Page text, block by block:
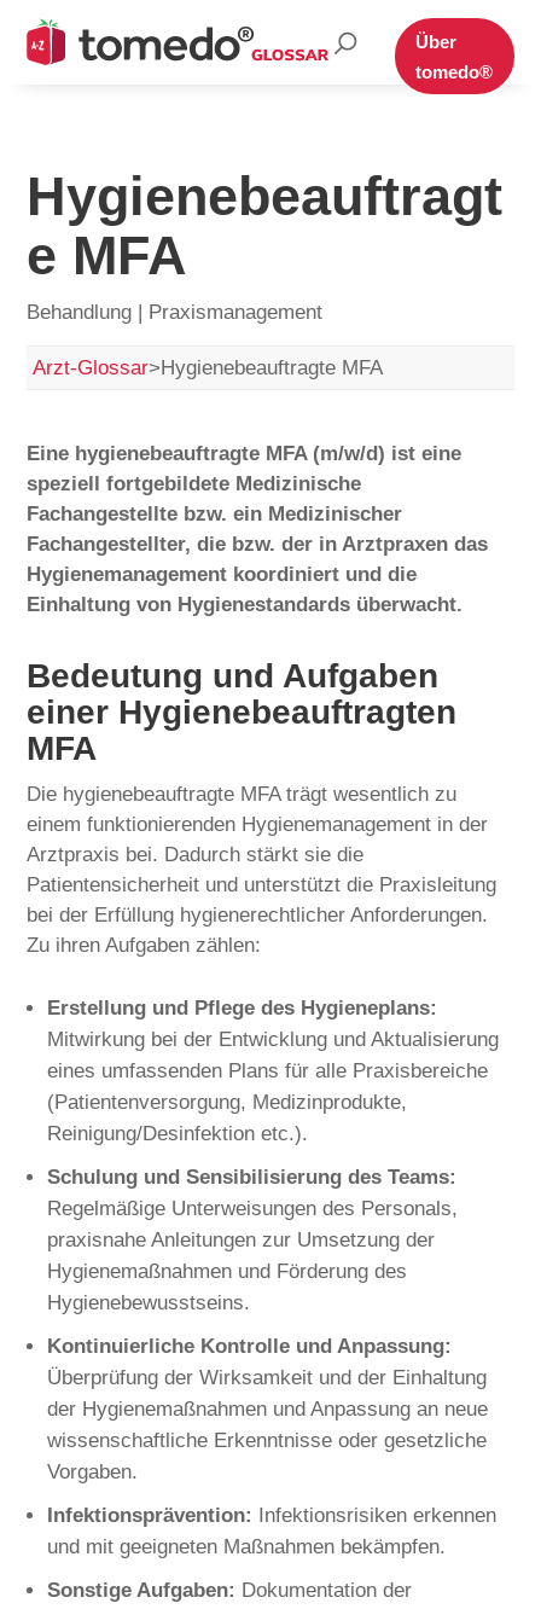
Suche
nach:
Über
tomedo®
Hygienebeauftragt
e MFA
Behandlung | Praxismanagement
Arzt-Glossar>Hygienebeauftragte MFA
Eine hygienebeauftragte MFA (m/w/d) ist eine
speziell fortgebildete Medizinische
Fachangestellte bzw. ein Medizinischer
Fachangestellter, die bzw. der in Arztpraxen das
Hygienemanagement koordiniert und die
Einhaltung von Hygienestandards überwacht.
Bedeutung und Aufgaben
einer Hygienebeauftragten
MFA
Die hygienebeauftragte MFA trägt wesentlich zu
einem funktionierenden Hygienemanagement in der
Arztpraxis bei. Dadurch stärkt sie die
Patientensicherheit und unterstützt die Praxisleitung
bei der Erfüllung hygienerechtlicher Anforderungen.
Zu ihren Aufgaben zählen:
Erstellung und Pflege des Hygieneplans:
Mitwirkung bei der Entwicklung und Aktualisierung
eines umfassenden Plans für alle Praxisbereiche
(Patientenversorgung, Medizinprodukte,
Reinigung/Desinfektion etc.).
Schulung und Sensibilisierung des Teams:
Regelmäßige Unterweisungen des Personals,
praxisnahe Anleitungen zur Umsetzung der
Hygienemaßnahmen und Förderung des
Hygienebewusstseins.
Kontinuierliche Kontrolle und Anpassung:
Überprüfung der Wirksamkeit und der Einhaltung
der Hygienemaßnahmen und Anpassung an neue
wissenschaftliche Erkenntnisse oder gesetzliche
Vorgaben.
Infektionsprävention: Infektionsrisiken erkennen
und mit geeigneten Maßnahmen bekämpfen.
Sonstige Aufgaben: Dokumentation der